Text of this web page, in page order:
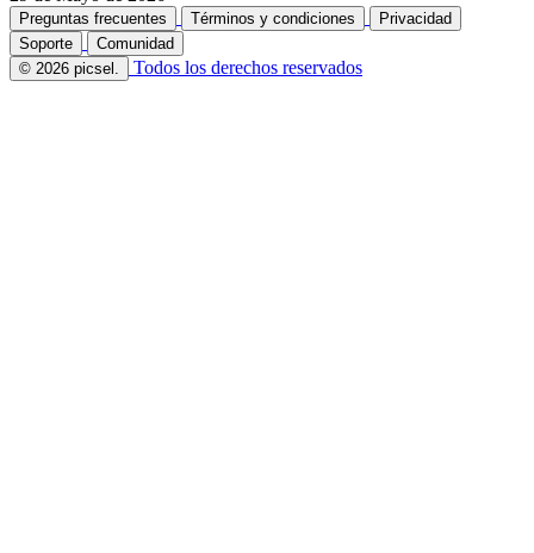
Preguntas frecuentes Términos y condiciones
Privacidad
Soporte
Comunidad
© 2026 picsel.
Todos los derechos reservados